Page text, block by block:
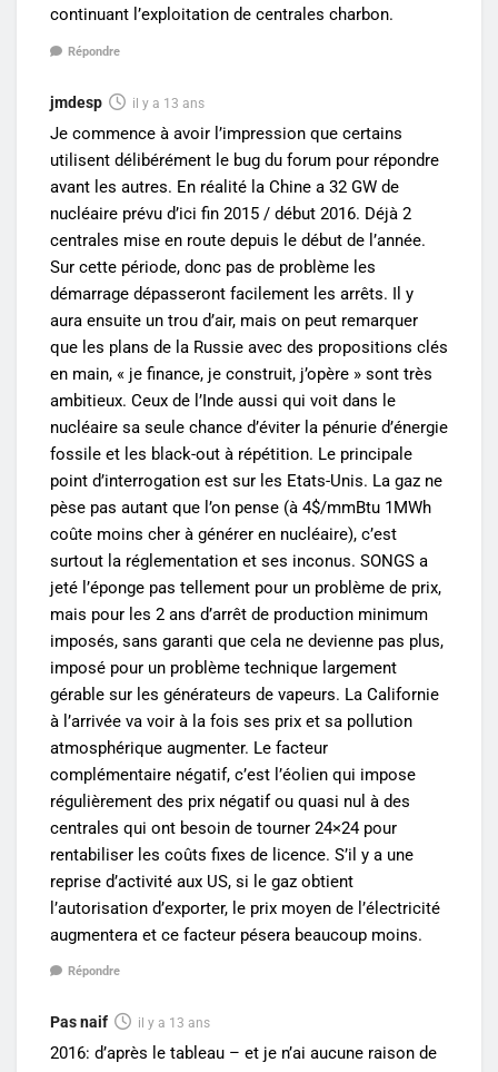
continuant l’exploitation de centrales charbon.
Répondre
jmdesp il y a 13 ans
Je commence à avoir l’impression que certains
utilisent délibérément le bug du forum pour répondre
avant les autres. En réalité la Chine a 32 GW de
nucléaire prévu d’ici fin 2015 / début 2016. Déjà 2
centrales mise en route depuis le début de l’année.
Sur cette période, donc pas de problème les
démarrage dépasseront facilement les arrêts. Il y
aura ensuite un trou d’air, mais on peut remarquer
que les plans de la Russie avec des propositions clés
en main, « je finance, je construit, j’opère » sont très
ambitieux. Ceux de l’Inde aussi qui voit dans le
nucléaire sa seule chance d’éviter la pénurie d’énergie
fossile et les black-out à répétition. Le principale
point d’interrogation est sur les Etats-Unis. La gaz ne
pèse pas autant que l’on pense (à 4$/mmBtu 1MWh
coûte moins cher à générer en nucléaire), c’est
surtout la réglementation et ses inconus. SONGS a
jeté l’éponge pas tellement pour un problème de prix,
mais pour les 2 ans d’arrêt de production minimum
imposés, sans garanti que cela ne devienne pas plus,
imposé pour un problème technique largement
gérable sur les générateurs de vapeurs. La Californie
à l’arrivée va voir à la fois ses prix et sa pollution
atmosphérique augmenter. Le facteur
complémentaire négatif, c’est l’éolien qui impose
régulièrement des prix négatif ou quasi nul à des
centrales qui ont besoin de tourner 24×24 pour
rentabiliser les coûts fixes de licence. S’il y a une
reprise d’activité aux US, si le gaz obtient
l’autorisation d’exporter, le prix moyen de l’électricité
augmentera et ce facteur pésera beaucoup moins.
Répondre
Pas naif il y a 13 ans
2016: d’après le tableau – et je n’ai aucune raison de